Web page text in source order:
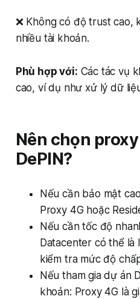
❌ Không có độ trust
nhiều tài khoản.
Phù hợp với: Các tác vụ
cao, ví dụ như xử lý dữ
Nên chọn
DePIN?
Nếu cần bảo mật
Proxy 4G hoặc
Nếu cần tốc độ
Datacenter có thể
kiểm tra mức độ
Nếu tham gia dự án
khoản: Proxy 4G là